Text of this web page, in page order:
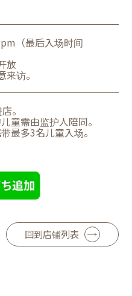
（最后入场时间
放
访。
。
童需由监护人陪同。
最多3名儿童入场。
回到店铺列表